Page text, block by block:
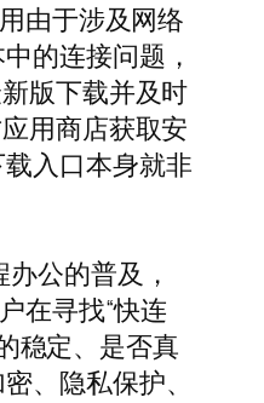
由于涉及网络
的连接问题，
版下载并及时
用商店获取安
入口本身就非
公的普及，
在寻找“快连
稳定、是否真
、隐私保护、